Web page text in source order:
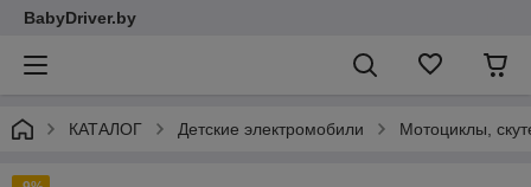
BabyDriver.by
КАТАЛОГ Детские электромобили Мотоциклы,